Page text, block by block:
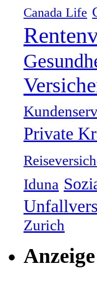
Canada Life
Private
Iduna
Zurich
Anzeige